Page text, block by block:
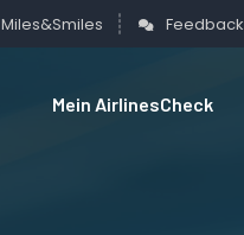
Miles&Smiles Feedback
Mein AirlinesCheck